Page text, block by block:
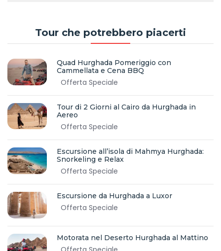
Tour che potrebbero piacerti
Quad Hurghada Pomeriggio con
Cammellata e Cena BBQ
Offerta Speciale
Tour di 2 Giorni al Cairo da Hurghada in
Aereo
Offerta Speciale
Escursione all’isola di Mahmya Hurghada:
Snorkeling e Relax
Offerta Speciale
Escursione da Hurghada a Luxor
Offerta Speciale
Motorata nel Deserto Hurghada al Mattino